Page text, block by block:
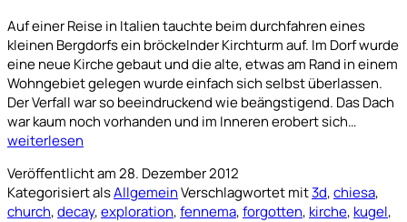
Auf einer Reise in Italien tauchte beim durchfahren eines
kleinen Bergdorfs ein bröckelnder Kirchturm auf. Im Dorf wurde
eine neue Kirche gebaut und die alte, etwas am Rand in einem
Wohngebiet gelegen wurde einfach sich selbst überlassen.
Der Verfall war so beeindruckend wie beängstigend. Das Dach
war kaum noch vorhanden und im Inneren erobert sich…
weiterlesen
Veröffentlicht am28. Dezember 2012
Kategorisiert alsAllgemeinVerschlagwortet mit3d,chiesa,
church,decay,exploration,fennema,forgotten, kirche, kugel,